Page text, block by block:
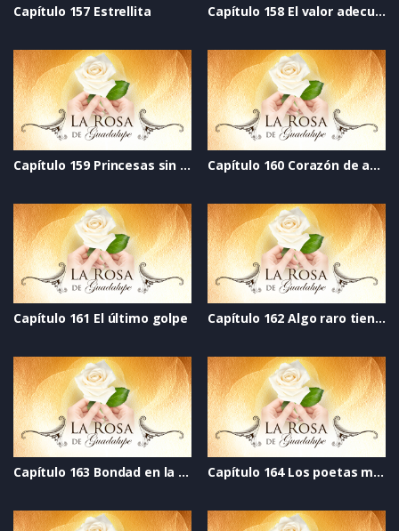
Capítulo 157 Estrellita Capítulo 158 El valor adecuado
Capítulo 159 Princesas sin dragones Capítulo 160 Corazón de azúcar
Capítulo 161 El último golpe Capítulo 162 Algo raro tiene Elisa
Capítulo 163 Bondad en la mirada Capítulo 164 Los poetas malditos